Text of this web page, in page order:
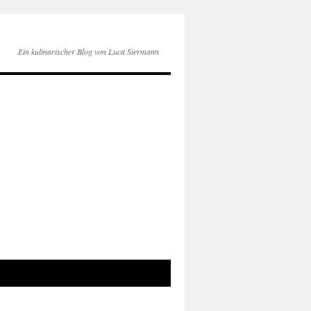
Ein kulinarischer Blog von Luca Siermann